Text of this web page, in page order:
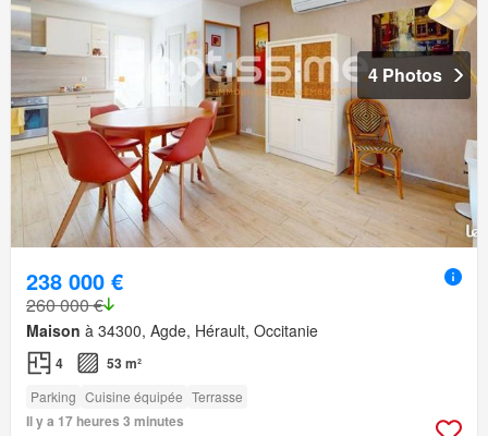
4 Photos
238 000 €
260 000 €
Maison à 34300, Agde, Hérault, Occitanie
4 53 m²
Parking Cuisine équipée Terrasse
Il y a 17 heures 3 minutes